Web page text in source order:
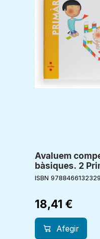
Avaluem
bàsiques. 2
ISBN 9788466132329
18,41 €
Afegir